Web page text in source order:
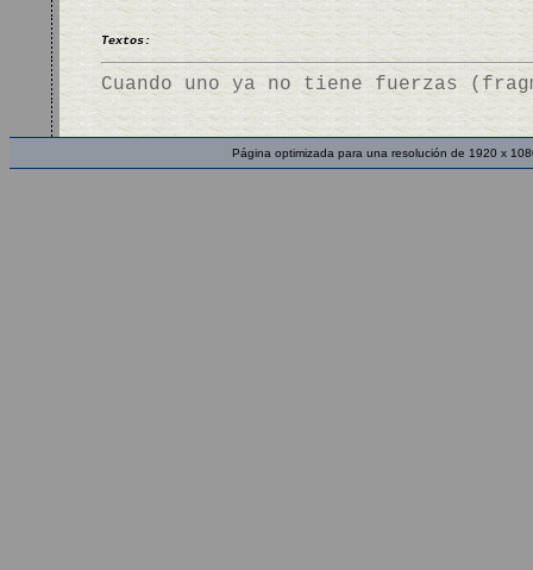
Textos:
Cuando uno ya no tiene fuerzas
Página optimizada para una resolución de 1920 x